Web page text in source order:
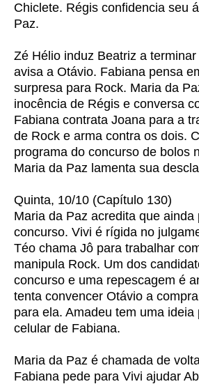
Chiclete. Régis confidencia seu
Paz.
Zé Hélio induz Beatriz a
avisa a Otávio. Fabiana pensa
surpresa para Rock. Maria da
inocência de Régis e conversa
Fabiana contrata Joana para a
de Rock e arma contra os dois.
programa do concurso de bolos
Maria da Paz lamenta sua
Quinta, 10/10 (Capítulo 130)
Maria da Paz acredita que
concurso. Vivi é rígida no
Téo chama Jô para trabalhar
manipula Rock. Um dos
concurso e uma repescagem é
tenta convencer Otávio a
para ela. Amadeu tem uma ideia
celular de Fabiana.
Maria da Paz é chamada de
Fabiana pede para Vivi ajudar